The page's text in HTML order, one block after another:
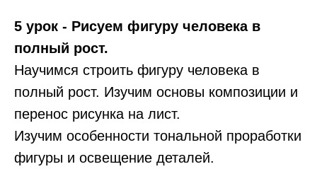
5 урок - Рисуем фигуру человека в
полный рост.
Научимся строить фигуру человека в
полный рост. Изучим основы композиции и
перенос рисунка на лист.
Изучим особенности тональной проработки
фигуры и освещение деталей.